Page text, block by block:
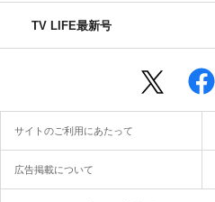
TV LIFE最新号
サイトのご利用にあたって
広告掲載について